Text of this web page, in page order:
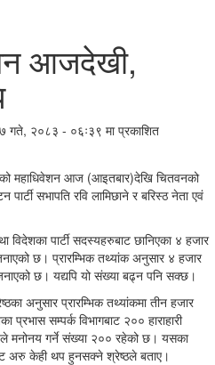
आजदेखी,
गते, २०८३ - ०६ः३९ मा प्रकाशित
महाधिवेशन आज (आइतबार)देखि चितवनको
सभापति रवि लामिछाने र बरिस्ठ नेता एवं
पार्टी सदस्यहरुबाट छानिएका ४ हजार
छ। प्रारम्भिक तथ्यांक अनुसार ४ हजार
छ। यद्यपि यो संख्या बढ्न पनि सक्छ।
अनुसार प्रारम्भिक तथ्यांकमा तीन हजार
सम्पर्क विभागबाट २०० हाराहारी
मनोनय गर्ने संख्या २०० रहेको छ। यसका
अरु केही थप हुनसक्ने श्रेष्ठले बताए।